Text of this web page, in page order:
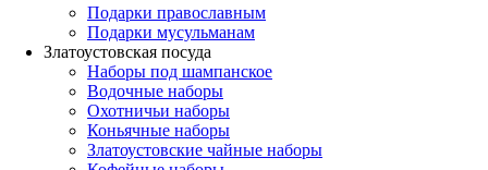
Подарки православным
Подарки мусульманам
Златоустовская посуда
Наборы под шампанское
Водочные наборы
Охотничьи наборы
Коньячные наборы
Златоустовские чайные наборы